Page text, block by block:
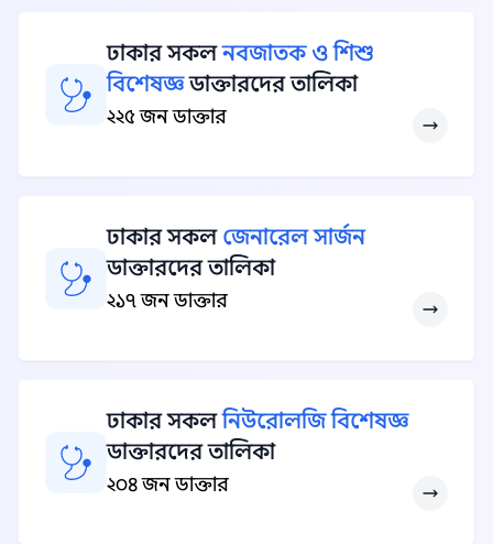
ঢাকার সকলনবজাতক ও শিশু
বিশেষজ্ঞডাক্তারদের তালিকা
২২৫ জন ডাক্তার
ঢাকার সকল জেনারেল সার্জন
ডাক্তারদের তালিকা
২১৭ জন ডাক্তার
ঢাকার সকলনিউরোলজি বিশেষজ্ঞ
ডাক্তারদের তালিকা
২০৪ জন ডাক্তার